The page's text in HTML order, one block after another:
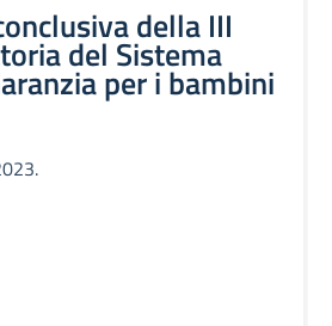
della III
del Sistema
per i bambini